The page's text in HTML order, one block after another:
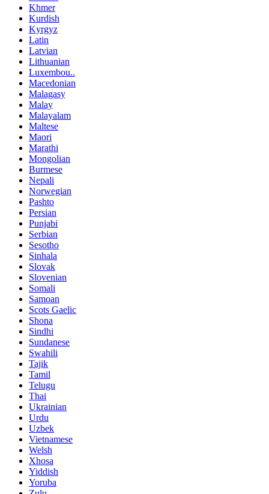
Khmer
Kurdish
Kyrgyz
Latin
Latvian
Lithuanian
Luxembou..
Macedonian
Malagasy
Malay
Malayalam
Maltese
Maori
Marathi
Mongolian
Burmese
Nepali
Norwegian
Pashto
Persian
Punjabi
Serbian
Sesotho
Sinhala
Slovak
Slovenian
Somali
Samoan
Scots Gaelic
Shona
Sindhi
Sundanese
Swahili
Tajik
Tamil
Telugu
Thai
Ukrainian
Urdu
Uzbek
Vietnamese
Welsh
Xhosa
Yiddish
Yoruba